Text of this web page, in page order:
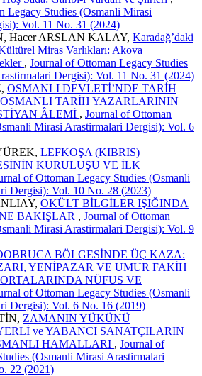
Legacy Studies (Osmanli Mirasi
Vol. 11 No. 31 (2024)
Hacer ARSLAN KALAY, Karadağ’daki
Miras Varlıkları: Akova
, Journal of Ottoman Legacy Studies
Dergisi): Vol. 11 No. 31 (2024)
OSMANLI DEVLETİ’NDE TARİH
TARİH YAZARLARININ
ÂLEMİ , Journal of Ottoman
Mirasi Arastirmalari Dergisi): Vol. 6
LEFKOŞA (KIBRIS)
KURULUŞU VE İLK
of Ottoman Legacy Studies (Osmanli
Dergisi): Vol. 10 No. 28 (2023)
OKÜLT BİLGİLER IŞIĞINDA
BAKIŞLAR , Journal of Ottoman
Mirasi Arastirmalari Dergisi): Vol. 9
BÖLGESİNDE ÜÇ KAZA:
YENİPAZAR VE UMUR FAKİH
NÜFUS VE
of Ottoman Legacy Studies (Osmanli
Dergisi): Vol. 6 No. 16 (2019)
ZAMANIN YÜKÜNÜ
ve YABANCI SANATÇILARIN
HAMALLARI , Journal of
(Osmanli Mirasi Arastirmalari
22 (2021)